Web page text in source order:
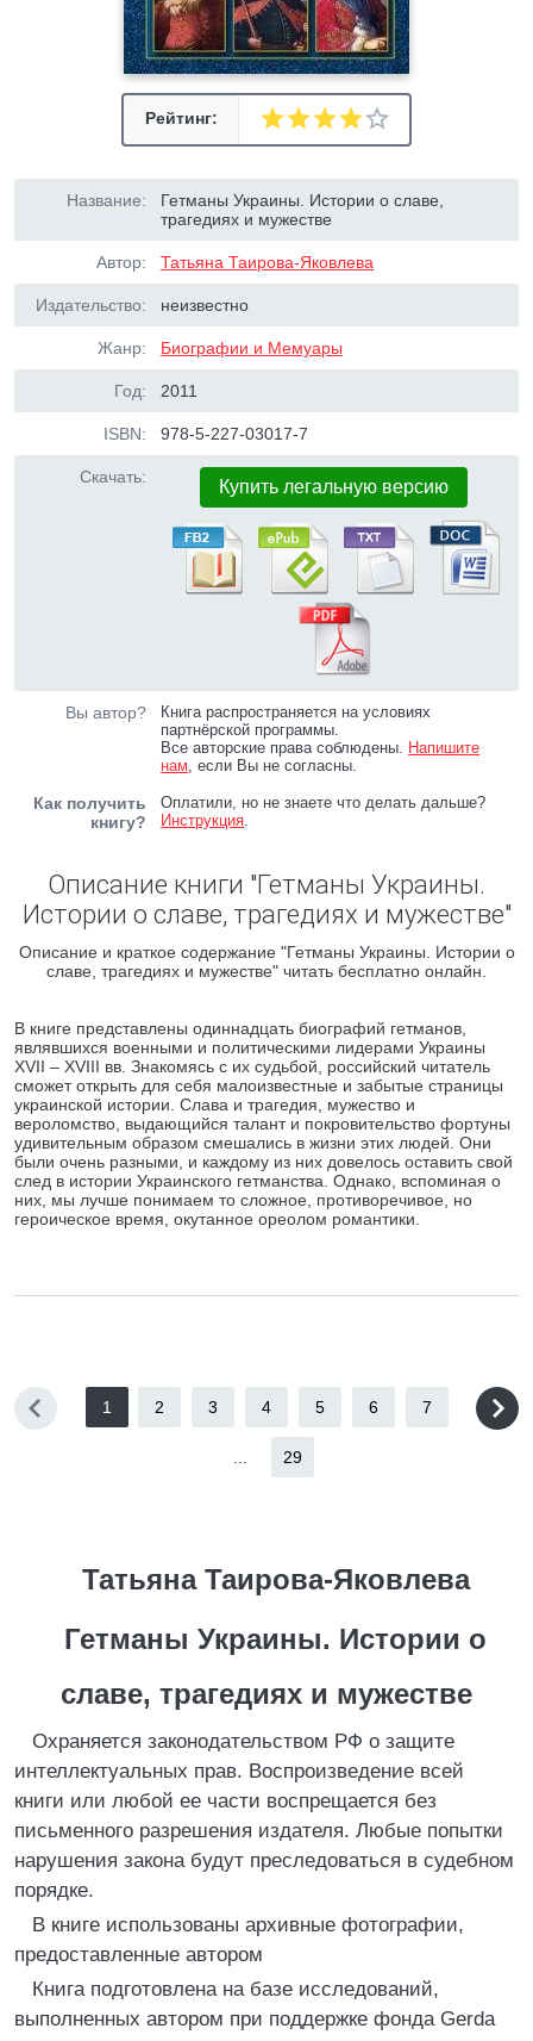
Рейтинг:
Название:
Гетманы Украины. Истории о славе,
трагедиях и мужестве
Автор: Татьяна Таирова-Яковлева
Издательство: неизвестно
Жанр: Биографии и Мемуары
Год: 2011
ISBN: 978-5-227-03017-7
Скачать: Купить легальную версию
Вы автор?
Книга распространяется на условиях
партнёрской программы.
Все авторские права соблюдены. Напишите
нам, если Вы не согласны.
Как получить
книгу?
Оплатили, но не знаете что делать дальше?
Инструкция.
Описание книги "Гетманы Украины.
Истории о славе, трагедиях и мужестве"
Описание и краткое содержание "Гетманы Украины. Истории о
славе, трагедиях и мужестве" читать бесплатно онлайн.
В книге представлены одиннадцать биографий гетманов,
являвшихся военными и политическими лидерами Украины
XVII – XVIII вв. Знакомясь с их судьбой, российский читатель
сможет открыть для себя малоизвестные и забытые страницы
украинской истории. Слава и трагедия, мужество и
вероломство, выдающийся талант и покровительство фортуны
удивительным образом смешались в жизни этих людей. Они
были очень разными, и каждому из них довелось оставить свой
след в истории Украинского гетманства. Однако, вспоминая о
них, мы лучше понимаем то сложное, противоречивое, но
героическое время, окутанное ореолом романтики.
1 2 3 4 5 6 7
29
Татьяна Таирова-Яковлева
Гетманы Украины. Истории о
славе, трагедиях и мужестве
Охраняется законодательством РФ о защите
интеллектуальных прав. Воспроизведение всей
книги или любой ее части воспрещается без
письменного разрешения издателя. Любые попытки
нарушения закона будут преследоваться в судебном
порядке.
В книге использованы архивные фотографии,
предоставленные автором
Книга подготовлена на базе исследований,
выполненных автором при поддержке фонда Gerda